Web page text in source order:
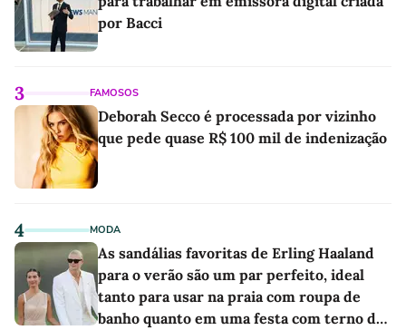
por Bacci
3 FAMOSOS
Deborah Secco é processada por vizinho
que pede quase R$ 100 mil de indenização
4 MODA
As sandálias favoritas de Erling Haaland
para o verão são um par perfeito, ideal
tanto para usar na praia com roupa de
banho quanto em uma festa com terno de